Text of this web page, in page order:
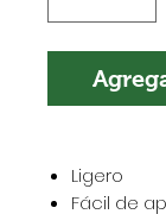
Ligero
Fácil de